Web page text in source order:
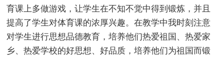
育课上多做游戏，让学生在不知不觉中得到锻炼，并且
提高了学生对体育课的浓厚兴趣。在教学中我时刻注意
对学生进行思想品德教育，培养他们热爱祖国、热爱家
乡、热爱学校的好思想、好品质，培养他们为祖国而锻